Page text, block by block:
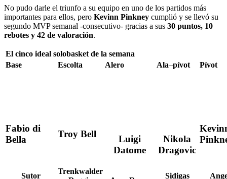
No pudo darle el triunfo a su equipo en uno de los partidos más
importantes para ellos, pero Kevinn Pinkney cumplió y se llevó su
segundo MVP semanal -consecutivo- gracias a sus 30 puntos, 10
rebotes y 42 de valoración.
El cinco ideal solobasket de la semana
Base
Escolta Alero Ala–pívot Pívot
Fabio di
Bella
Troy Bell
Luigi
Datome
Nikola
Dragovic
Sutor
Trenkwalder
Sidigas